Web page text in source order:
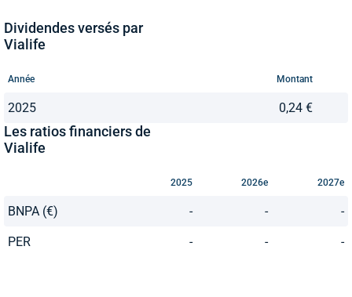
Dividendes versés par
Vialife
Année Montant
2025 0,24 €
Les ratios financiers de
Vialife
2025 2026e 2027e
BNPA (€) - - -
PER - - -